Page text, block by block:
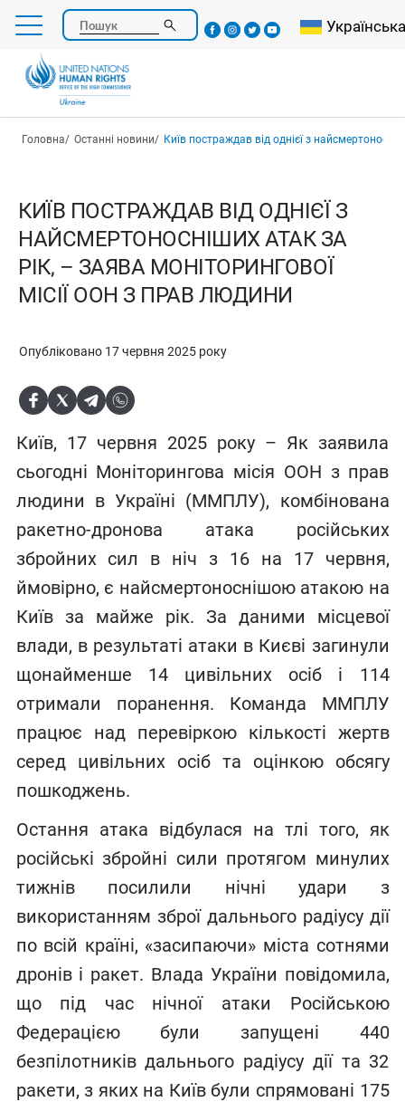
Перейти
основного
Пошук Select your
Українська
Рядок навіґації
Головна Останні новини Київ постраждав від однієї з найсмертоносніших атак за рік, – заява
КИЇВ ПОСТРАЖДАВ ВІД ОДНІЄЇ З
НАЙСМЕРТОНОСНІШИХ АТАК ЗА
РІК, – ЗАЯВА МОНІТОРИНГОВОЇ
МІСІЇ ООН З ПРАВ ЛЮДИНИ
Опубліковано 17 червня 2025 року
Київ, 17 червня 2025 року – Як заявила
сьогодні Моніторингова місія ООН з прав
людини в Україні (ММПЛУ), комбінована
ракетно-дронова атака російських
збройних сил в ніч з 16 на 17 червня,
ймовірно, є найсмертоноснішою атакою на
Київ за майже рік. За даними місцевої
влади, в результаті атаки в Києві загинули
щонайменше 14 цивільних осіб і 114
отримали поранення. Команда ММПЛУ
працює над перевіркою кількості жертв
серед цивільних осіб та оцінкою обсягу
пошкоджень.
Остання атака відбулася на тлі того, як
російські збройні сили протягом минулих
тижнів посилили нічні удари з
використанням зброї дальнього радіусу дії
по всій країні, «засипаючи» міста сотнями
дронів і ракет. Влада України повідомила,
що під час нічної атаки Російською
Федерацією були запущені 440
безпілотників дальнього радіусу дії та 32
ракети, з яких на Київ були спрямовані 175